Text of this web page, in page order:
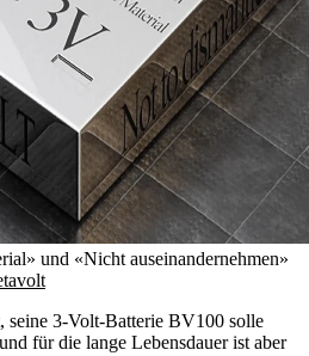
und «Nicht auseinandernehmen»
seine 3-Volt-Batterie BV100 solle
für die lange Lebensdauer ist aber